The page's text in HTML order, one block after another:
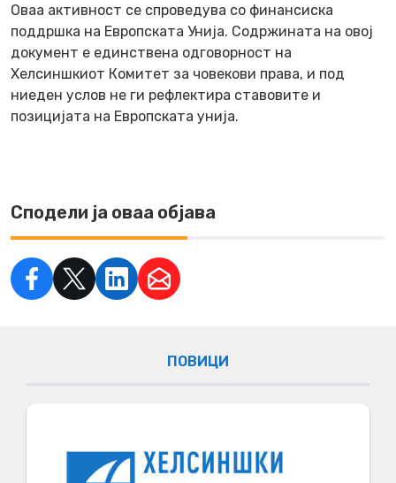
Оваа активност се спроведува со финансиска
поддршка на Европската Унија. Содржината на овој
документ е единствена одговорност на
Хелсиншкиот Комитет за човекови права, и под
ниеден услов не ги рефлектира ставовите и
позицијата на Европската унија.
Сподели ја оваа објава
ПОВИЦИ